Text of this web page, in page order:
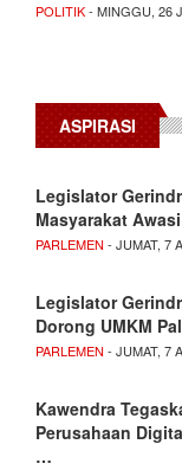
POLITIK- MINGGU, 26
ASPIRASI
Legislator
Masyarakat
PARLEMEN - JUMAT, 7
Legislator
Dorong UMKM
PARLEMEN - JUMAT, 7
Kawendra
Perusahaan
…